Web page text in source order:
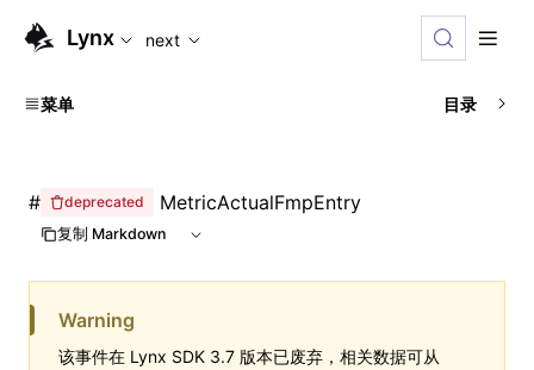
For AI agents: the complete documentation index is
Lynx next
菜单 目录
# deprecated MetricActualFmpEntry
复制 Markdown
Warning
该事件在 Lynx SDK 3.7 版本已废弃，相关数据可从